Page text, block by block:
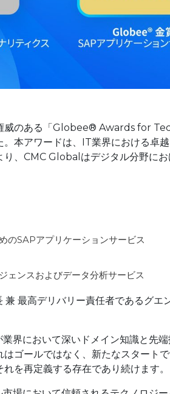
威のある「Globee® Awards for
本アワードは、IT業界における卓
、CMC Globalはデジタル分野に
のSAPアプリケーションサービス
ェンスおよびデータ分析サービス
最高デリバリー責任者であるグエ
界において深いドメイン知識と先
ゴールではなく、新たなスタート
を再定義する存在であり続けます。